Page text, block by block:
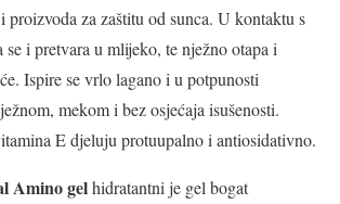
proizvoda za zaštitu od sunca. U kontaktu s
i pretvara u mlijeko, te nježno otapa i
Ispire se vrlo lagano i u potpunosti
mekom i bez osjećaja isušenosti.
E djeluju protuupalno i antiosidativno.
Amino gelhidratantni je gel bogat